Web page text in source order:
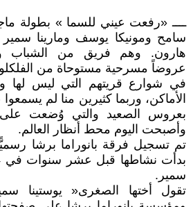
ــــ «رفعت عيني للسما » بطولة
سامح ومونيكا يوسف ومارينا سمير
هارون. وهم فريق من الشباب
عروضاً مسرحية مستوحاة من
في شوارع قريتهم التي ليس لها
الأماكن، وربما كثيرين منا لم
بعروس الصعيد والتي وُضعت على
وأصبحت اليوم محط أنظار العالم.
سمير.
تقول أختها الصغرى« يوستينا